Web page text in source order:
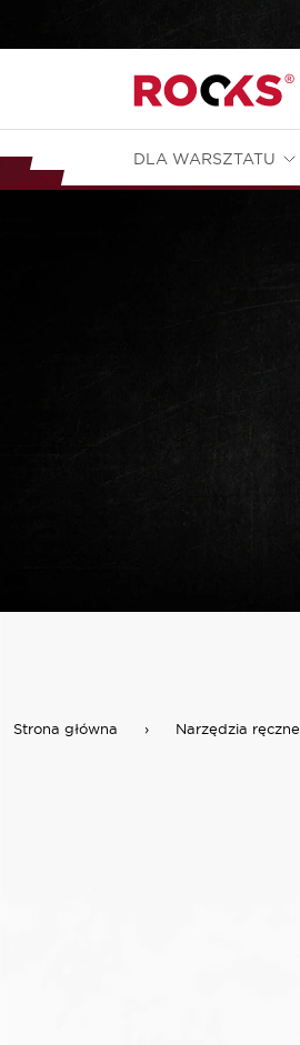
DLA WARSZTATU
Strona główna › Narzędzia ręczne